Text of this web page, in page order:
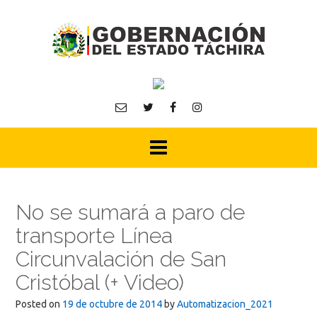
No se sumará a paro de
transporte Línea
Circunvalación de San
Cristóbal (+ Video)
Posted on 19 de octubre de 2014 byAutomatizacion_2021